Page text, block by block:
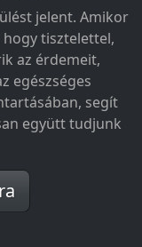
jelent. Amikor
tisztelettel,
az érdemeit,
egészséges
segít
együtt tudjunk